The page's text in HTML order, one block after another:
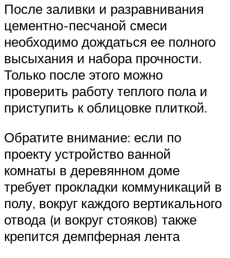
После заливки и разравнивания
цементно-песчаной смеси
необходимо дождаться ее полного
высыхания и набора прочности.
Только после этого можно
проверить работу теплого пола и
приступить к облицовке плиткой.
Обратите внимание: если по
проекту устройство ванной
комнаты в деревянном доме
требует прокладки коммуникаций в
полу, вокруг каждого вертикального
отвода (и вокруг стояков) также
крепится демпферная лента